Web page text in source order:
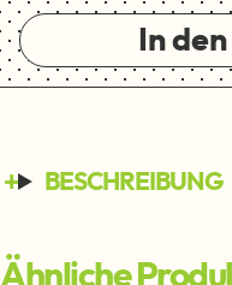
In
BESCHREIBUNG
Ähnliche